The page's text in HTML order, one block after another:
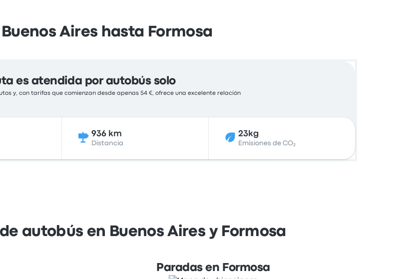
Aires hasta Formosa
es atendida por autobús solo
y, con tarifas que comienzan desde apenas 54 €, ofrece una excelente relación
936 km
Distancia
23kg
Emisiones de CO₂
autobús en Buenos Aires y Formosa
Paradas en Formosa